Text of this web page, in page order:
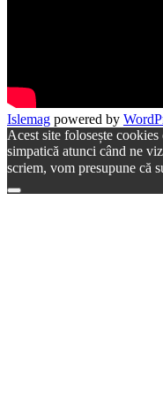
Islemag powered by
Acest site folosește
simpatică atunci când ne
scriem, vom presupune că